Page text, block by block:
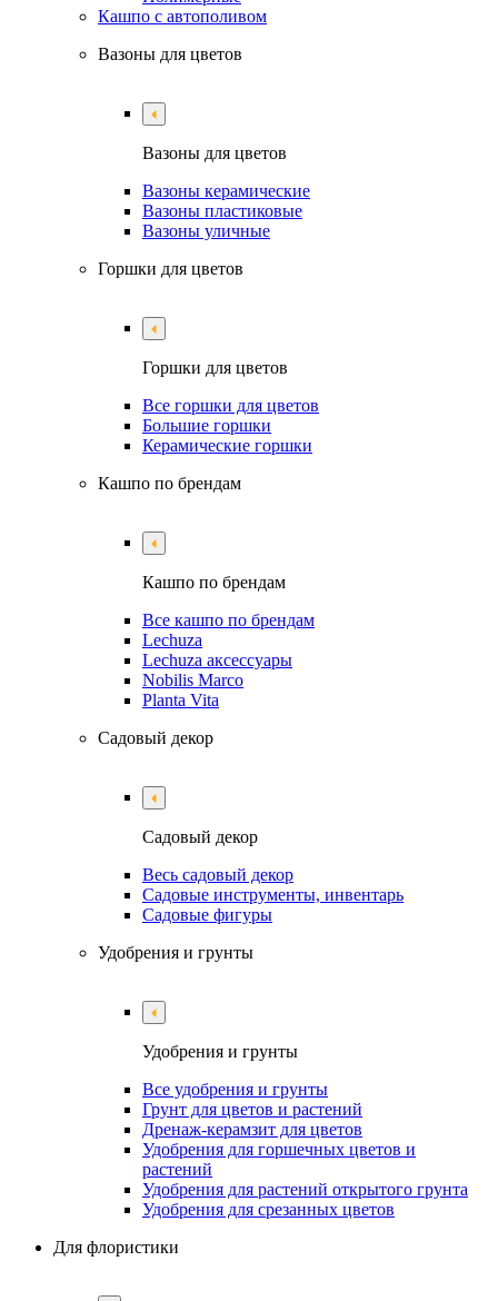
Кашпо с автополивом
Вазоны для цветов
Вазоны для цветов
Вазоны керамические
Вазоны пластиковые
Вазоны уличные
Горшки для цветов
Горшки для цветов
Все горшки для цветов
Большие горшки
Керамические горшки
Кашпо по брендам
Кашпо по брендам
Все кашпо по брендам
Lechuza
Lechuza аксессуары
Nobilis Marco
Planta Vita
Садовый декор
Садовый декор
Весь садовый декор
Садовые инструменты, инвентарь
Садовые фигуры
Удобрения и грунты
Удобрения и грунты
Все удобрения и грунты
Грунт для цветов и растений
Дренаж-керамзит для цветов
Удобрения для горшечных цветов и
растений
Удобрения для растений открытого грунта
Удобрения для срезанных цветов
Для флористики